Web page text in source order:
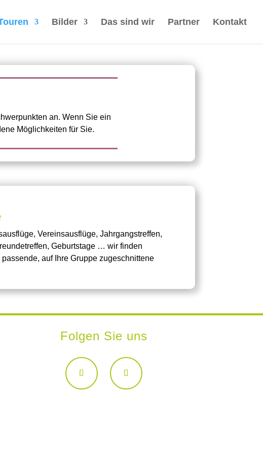
Bilder Das sind wir Partner Kontakt
an. Wenn Sie ein
Möglichkeiten für Sie.
Vereinsausflüge, Jahrgangstreffen,
Geburtstage … wir finden
auf Ihre Gruppe zugeschnittene
Folgen Sie uns